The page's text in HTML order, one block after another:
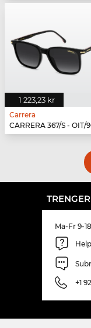
1 223,23 kr
Carrera
CARRERA 367/S - OIT/
Ma-Fr 9-18
+1